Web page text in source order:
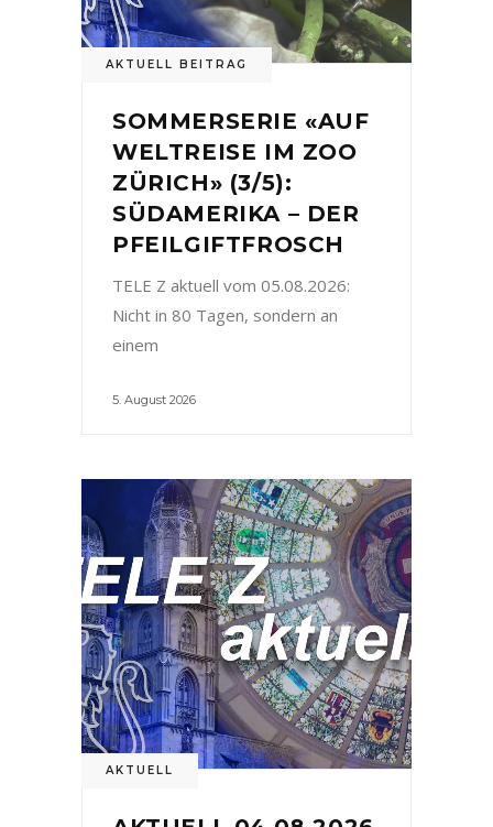
AKTUELL BEITRAG
SOMMERSERIE «AUF
WELTREISE IM ZOO
ZÜRICH» (3/5):
SÜDAMERIKA – DER
PFEILGIFTFROSCH
TELE Z aktuell vom 05.08.2026:
Nicht in 80 Tagen, sondern an
einem
5. August 2026
AKTUELL